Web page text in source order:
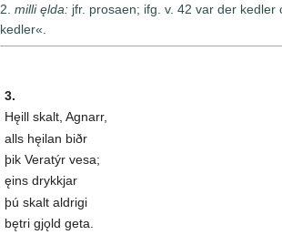
2. milli ęlda: jfr. prosaen; ifg. v. 42 var der
kedler«.
3.
Hęill skalt, Agnarr,
alls hęilan biðr
þik Veratýr vesa;
ęins drykkjar
þú skalt aldrigi
bętri gjǫld geta.